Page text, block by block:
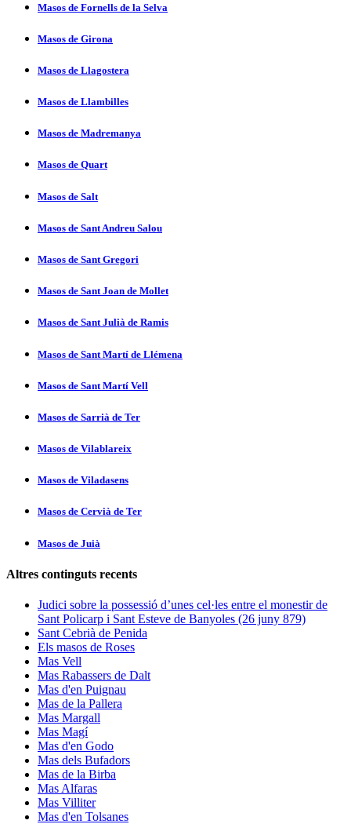
Masos de Fornells de la Selva
Masos de Girona
Masos de Llagostera
Masos de Llambilles
Masos de Madremanya
Masos de Quart
Masos de Salt
Masos de Sant Andreu Salou
Masos de Sant Gregori
Masos de Sant Joan de Mollet
Masos de Sant Julià de Ramis
Masos de Sant Martí­ de Llémena
Masos de Sant Martí­ Vell
Masos de Sarrià de Ter
Masos de Vilablareix
Masos de Viladasens
Masos de Cervià de Ter
Masos de Juià
Altres continguts recents
Judici sobre la possessió d’unes cel·les entre el monestir de
Sant Policarp i Sant Esteve de Banyoles (26 juny 879)
Sant Cebrià de Penida
Els masos de Roses
Mas Vell
Mas Rabassers de Dalt
Mas d'en Puignau
Mas de la Pallera
Mas Margall
Mas Magí
Mas d'en Godo
Mas dels Bufadors
Mas de la Birba
Mas Alfaras
Mas Villiter
Mas d'en Tolsanes